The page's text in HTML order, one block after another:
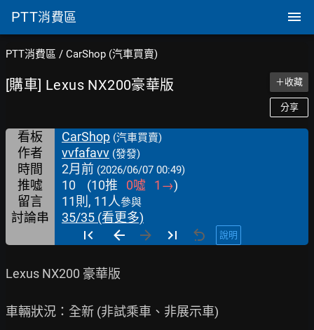
PTT消費區
PTT消費區 / CarShop (汽車買賣)
[購車] Lexus NX200豪華版 ＋收藏
分享
看板 CarShop (汽車買賣)
作者 vvfafavv (發發)
時間 2月前 (2026/06/07 00:49)
推噓 10 (10推 0噓 1 →)
留言
11則, 11人參與
討論串 35/35 (看更多)
說明
Lexus NX200 豪華版
車輛狀況：全新 (非試乘車、非展示車)